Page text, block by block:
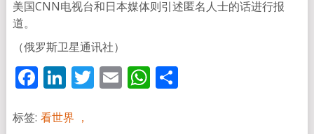
美国CNN电视台和日本媒体则引述匿名人士的话进行报
道。
（俄罗斯卫星通讯社）
Facebook
LinkedIn
Twitter
EmailWhatsApp
分
标签: 看世界 ，